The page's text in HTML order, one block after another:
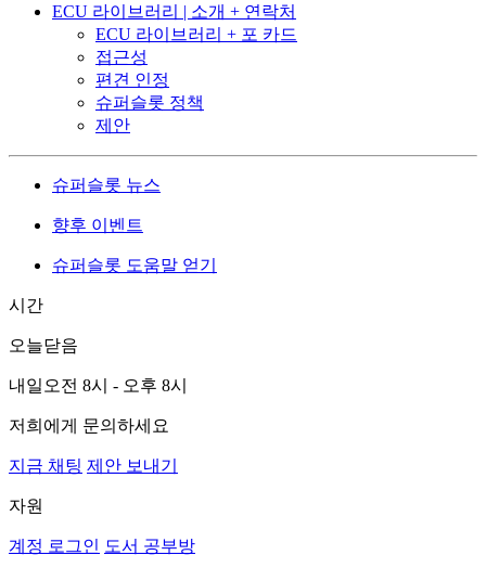
ECU 라이브러리 | 소개 + 연락처
ECU 라이브러리 + 포 카드
접근성
편견 인정
슈퍼슬롯 정책
제안
슈퍼슬롯 뉴스
향후 이벤트
슈퍼슬롯 도움말 얻기
시간
오늘닫음
내일 오전 8시 - 오후 8시
저희에게 문의하세요
지금 채팅 제안 보내기
자원
계정 로그인 도서 공부방